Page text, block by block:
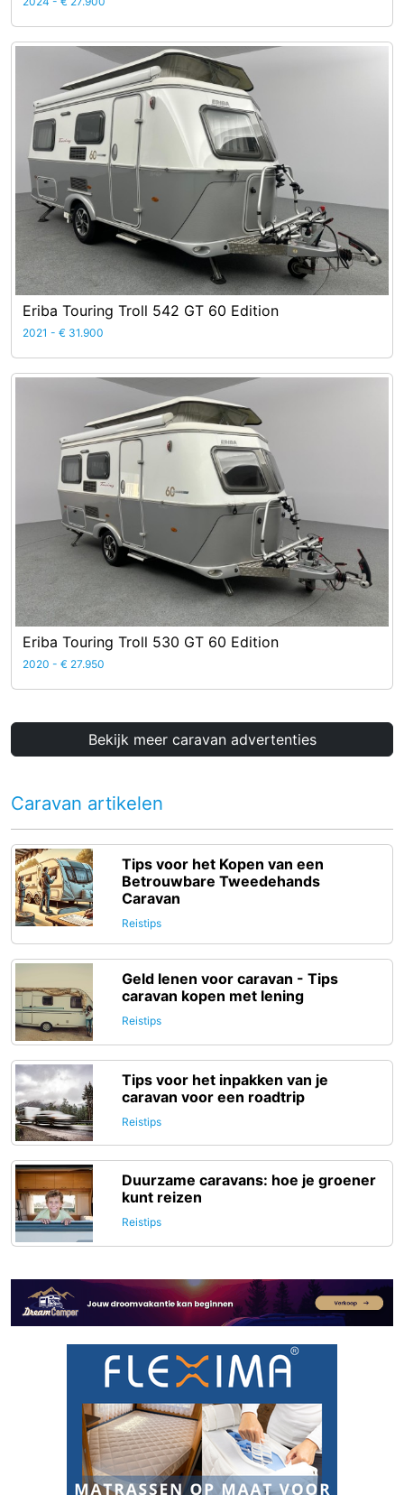
Eriba Touring Troll 542 GT 60 Edition
2021 - € 31.900
Eriba Touring Troll 530 GT 60 Edition
2020 - € 27.950
Bekijk meer caravan advertenties
Caravan artikelen
Tips voor het Kopen van een
Betrouwbare Tweedehands
Caravan
Reistips
Geld lenen voor caravan - Tips
caravan kopen met lening
Reistips
Tips voor het inpakken van je
caravan voor een roadtrip
Reistips
Duurzame caravans: hoe je groener
kunt reizen
Reistips